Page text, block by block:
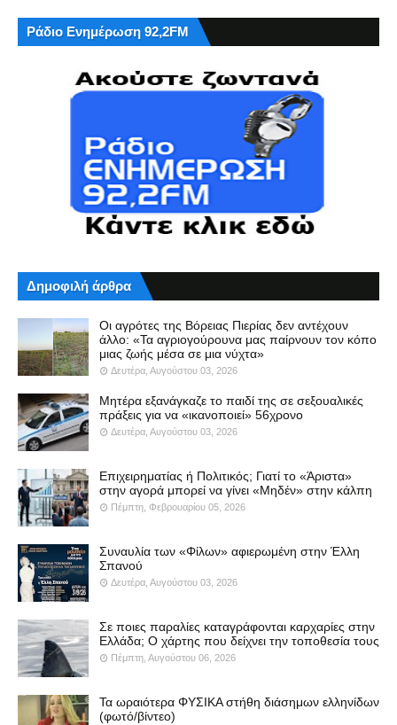
Ράδιο Ενημέρωση 92,2FM
Δημοφιλή άρθρα
Οι αγρότες της Βόρειας Πιερίας δεν αντέχουν
άλλο: «Τα αγριογούρουνα μας παίρνουν τον κόπο
μιας ζωής μέσα σε μια νύχτα»
Δευτέρα, Αυγούστου 03, 2026
Μητέρα εξανάγκαζε το παιδί της σε σεξουαλικές
πράξεις για να «ικανοποιεί» 56χρονο
Δευτέρα, Αυγούστου 03, 2026
Επιχειρηματίας ή Πολιτικός; Γιατί το «Άριστα»
στην αγορά μπορεί να γίνει «Μηδέν» στην κάλπη
Πέμπτη, Φεβρουαρίου 05, 2026
Συναυλία των «Φίλων» αφιερωμένη στην Έλλη
Σπανού
Δευτέρα, Αυγούστου 03, 2026
Σε ποιες παραλίες καταγράφονται καρχαρίες στην
Ελλάδα; Ο χάρτης που δείχνει την τοποθεσία τους
Πέμπτη, Αυγούστου 06, 2026
Τα ωραιότερα ΦΥΣΙΚΑ στήθη διάσημων ελληνίδων
(φωτό/βίντεο)